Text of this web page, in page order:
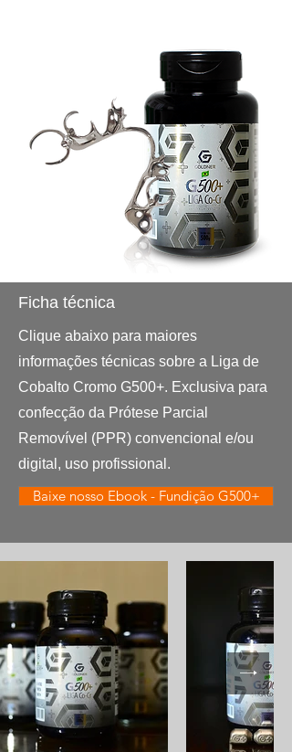
Ficha técnica
Clique abaixo para maiores
informações técnicas sobre a Liga de
Cobalto Cromo G500+. Exclusiva para
confecção da Prótese Parcial
Removível (PPR) convencional e/ou
digital, uso profissional.
Baixe nosso Ebook - Fundição G500+